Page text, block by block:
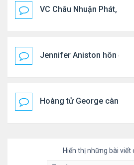
VC Châu Nhuận Phát,
Jennifer Aniston hôn
Hoàng tử George càng
Hiển thị những bài viết